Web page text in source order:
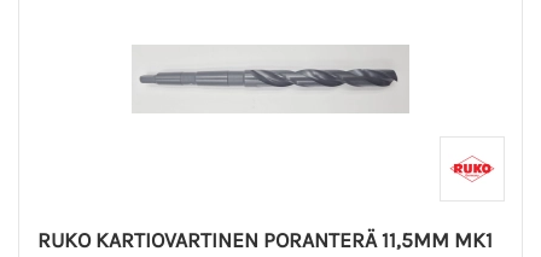
RUKO KARTIOVARTINEN PORANTERÄ 11,5MM MK1